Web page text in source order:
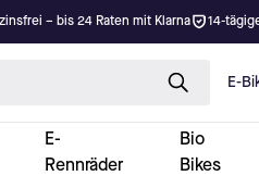
– bis 24 Raten mit Klarna 14-
E-
E-
Rennräder
Bio
Bikes